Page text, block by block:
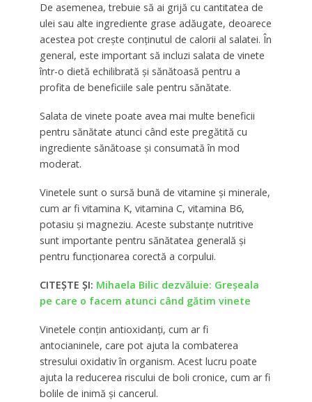
De asemenea, trebuie să ai grijă cu cantitatea de
ulei sau alte ingrediente grase adăugate, deoarece
acestea pot crește conținutul de calorii al salatei. În
general, este important să incluzi salata de vinete
într-o dietă echilibrată și sănătoasă pentru a
profita de beneficiile sale pentru sănătate.
Salata de vinete poate avea mai multe beneficii
pentru sănătate atunci când este pregătită cu
ingrediente sănătoase și consumată în mod
moderat.
Vinetele sunt o sursă bună de vitamine și minerale,
cum ar fi vitamina K, vitamina C, vitamina B6,
potasiu și magneziu. Aceste substanțe nutritive
sunt importante pentru sănătatea generală și
pentru funcționarea corectă a corpului.
CITEȘTE ȘI: Mihaela Bilic dezvăluie: Greșeala
pe care o facem atunci când gătim vinete
Vinetele conțin antioxidanți, cum ar fi
antocianinele, care pot ajuta la combaterea
stresului oxidativ în organism. Acest lucru poate
ajuta la reducerea riscului de boli cronice, cum ar fi
bolile de inimă și cancerul.